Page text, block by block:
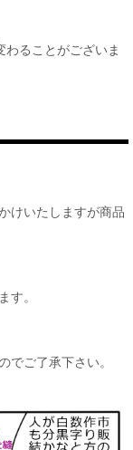
ることがございま
けいたしますが商品
す。
でご了承下さい。